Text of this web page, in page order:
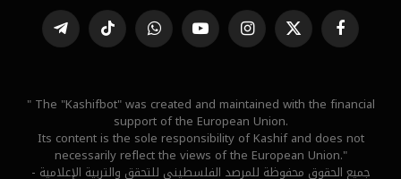
فيسبوك X
(Twitter)
الانستغراميوتيوب واتساب تيكتوك تيلقرام
" The "Kashifbot" was created and maintained with the financial
support of the European Union.
Its content is the sole responsibility of Kashif and does not
necessarily reflect the views of the European Union."
جميع الحقوق محفوظة للمرصد الفلسطيني للتحقق والتربية الإعلامية -